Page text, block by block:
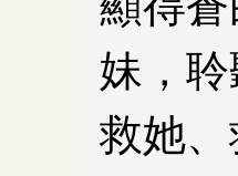
妹，
救她